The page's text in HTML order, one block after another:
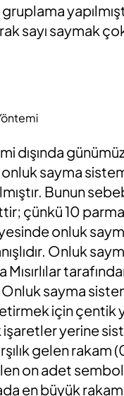
sayı saymak
dışında
onluk sayma
Bunun
çünkü 10
onluk
Onluk
Onluk sayma
için çentik
işaretler yerine
gelen rakam
on adet
en büyük